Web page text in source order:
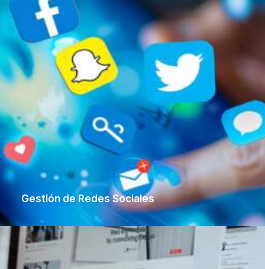
Gestión de Redes Sociales